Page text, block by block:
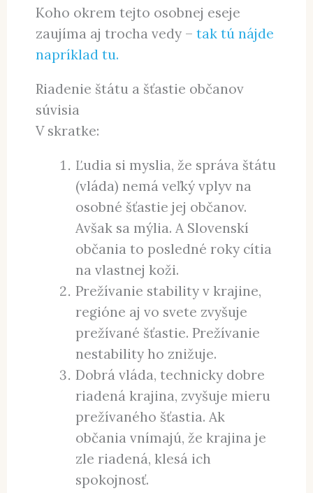
Koho okrem tejto osobnej eseje
zaujíma aj trocha vedy – tak tú nájde
napríklad tu.
Riadenie štátu a šťastie občanov
súvisia
V skratke:
Ľudia si myslia, že správa štátu
(vláda) nemá veľký vplyv na
osobné šťastie jej občanov.
Avšak sa mýlia. A Slovenskí
občania to posledné roky cítia
na vlastnej koži.
Prežívanie stability v krajine,
regióne aj vo svete zvyšuje
prežívané šťastie. Prežívanie
nestability ho znižuje.
Dobrá vláda, technicky dobre
riadená krajina, zvyšuje mieru
prežívaného šťastia. Ak
občania vnímajú, že krajina je
zle riadená, klesá ich
spokojnosť.